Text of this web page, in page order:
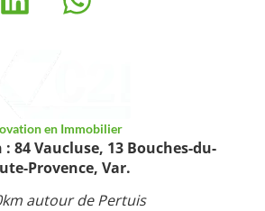
en Immobilier
84 Vaucluse, 13 Bouches-du-
Provence, Var.
autour de Pertuis